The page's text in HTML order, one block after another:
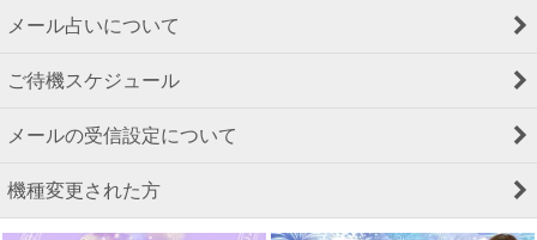
メール占いについて
ご待機スケジュール
メールの受信設定について
機種変更された方